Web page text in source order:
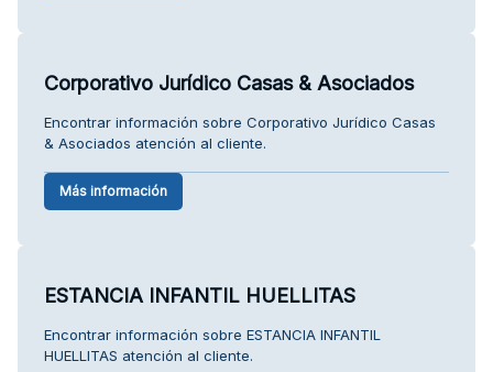
Corporativo Jurídico Casas & Asociados
Encontrar información sobre Corporativo Jurídico Casas
& Asociados atención al cliente.
Más información
ESTANCIA INFANTIL HUELLITAS
Encontrar información sobre ESTANCIA INFANTIL
HUELLITAS atención al cliente.